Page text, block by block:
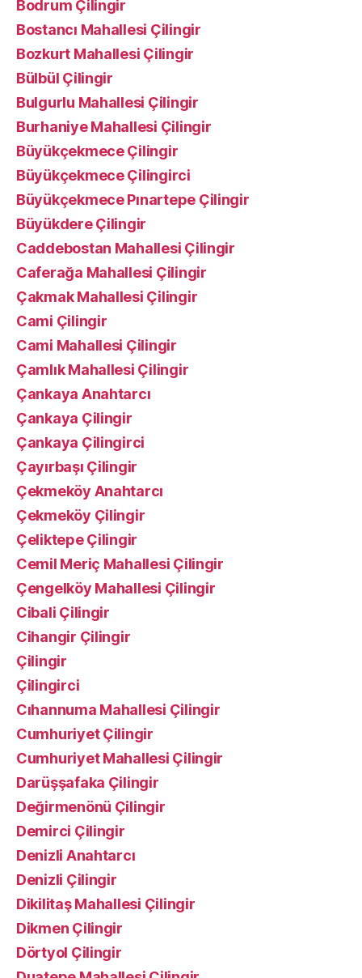
Bodrum Çilingir
Bostancı Mahallesi Çilingir
Bozkurt Mahallesi Çilingir
Bülbül Çilingir
Bulgurlu Mahallesi Çilingir
Burhaniye Mahallesi Çilingir
Büyükçekmece Çilingir
Büyükçekmece Çilingirci
Büyükçekmece Pınartepe Çilingir
Büyükdere Çilingir
Caddebostan Mahallesi Çilingir
Caferağa Mahallesi Çilingir
Çakmak Mahallesi Çilingir
Cami Çilingir
Cami Mahallesi Çilingir
Çamlık Mahallesi Çilingir
Çankaya Anahtarcı
Çankaya Çilingir
Çankaya Çilingirci
Çayırbaşı Çilingir
Çekmeköy Anahtarcı
Çekmeköy Çilingir
Çeliktepe Çilingir
Cemil Meriç Mahallesi Çilingir
Çengelköy Mahallesi Çilingir
Cibali Çilingir
Cihangir Çilingir
Çilingir
Çilingirci
Cıhannuma Mahallesi Çilingir
Cumhuriyet Çilingir
Cumhuriyet Mahallesi Çilingir
Darüşşafaka Çilingir
Değirmenönü Çilingir
Demirci Çilingir
Denizli Anahtarcı
Denizli Çilingir
Dikilitaş Mahallesi Çilingir
Dikmen Çilingir
Dörtyol Çilingir